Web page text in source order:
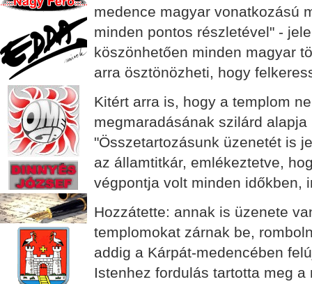
medence magyar vonatkozású
minden pontos részletével" -
köszönhetően minden magyar
arra ösztönözheti, hogy
Kitért arra is, hogy a templom
megmaradásának szilárd
"Összetartozásunk üzenetét is
az államtitkár, emlékeztetve,
végpontja volt minden időkben,
Hozzátette: annak is üzenete
templomokat zárnak be,
addig a Kárpát-medencében
Istenhez fordulás tartotta meg